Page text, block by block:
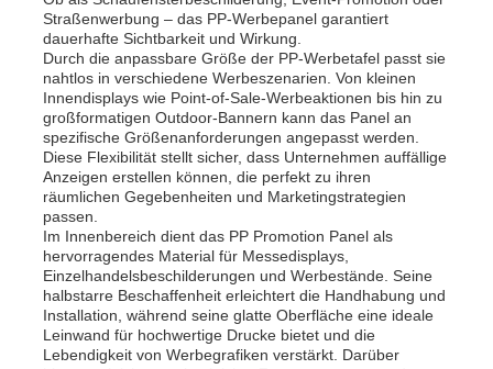
Straßenwerbung – das PP-Werbepanel garantiert
dauerhafte Sichtbarkeit und Wirkung.
Durch die anpassbare Größe der PP-Werbetafel passt sie
nahtlos in verschiedene Werbeszenarien. Von kleinen
Innendisplays wie Point-of-Sale-Werbeaktionen bis hin zu
großformatigen Outdoor-Bannern kann das Panel an
spezifische Größenanforderungen angepasst werden.
Diese Flexibilität stellt sicher, dass Unternehmen auffällige
Anzeigen erstellen können, die perfekt zu ihren
räumlichen Gegebenheiten und Marketingstrategien
passen.
Im Innenbereich dient das PP Promotion Panel als
hervorragendes Material für Messedisplays,
Einzelhandelsbeschilderungen und Werbestände. Seine
halbstarre Beschaffenheit erleichtert die Handhabung und
Installation, während seine glatte Oberfläche eine ideale
Leinwand für hochwertige Drucke bietet und die
Lebendigkeit von Werbegrafiken verstärkt. Darüber